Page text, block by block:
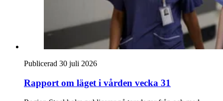
Publicerad 30 juli 2026
Rapport om läget i vården vecka 31